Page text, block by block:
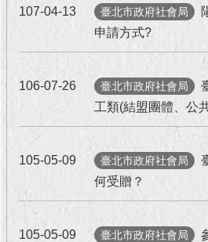
RSS
聯
我
系
107-04-13 臺北市政府社會局
申請方式?
106-07-26 臺北市政府社會局
工類(結盟團體、公
105-05-09 臺北市政府社會局
何受贈？
105-05-09 臺北市政府社會局